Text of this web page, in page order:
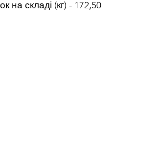
на складі (кг) - 172,50